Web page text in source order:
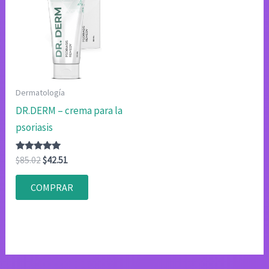
Dermatología
DR.DERM – crema para la
psoriasis
Valorado
con
4.80
de 5
$85.02El
original
era:
$42.51
actual
es:
COMPRAR